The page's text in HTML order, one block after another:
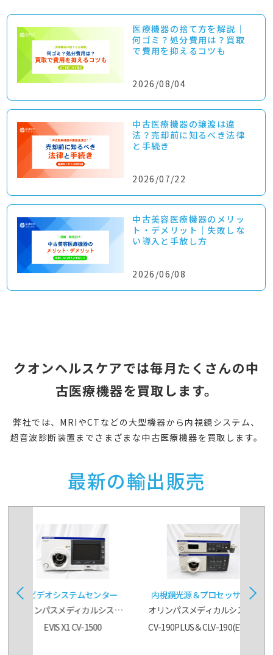
医療機器の捨て方を解説｜
何ゴミ？処分費用は？買取
で費用を抑えるコツも
2026/08/04
中古医療機器の譲渡は違
法？売却前に知るべき法律
と手続き
2026/07/22
中古美容医療機器のメリッ
ト・デメリット｜失敗しな
い導入と手放し方
2026/06/08
クオンヘルスケアでは毎月たくさんの中
古医療機器を買取します。
弊社では、MRIやCTなどの大型機器から内視鏡システム、
超音波診断装置までさまざまな中古医療機器を買取します。
最新の輸出販売
ビデオシステムセンター
オリンパスメディカルシステムズ株式会社
EVIS X1 CV-1500
内視鏡光源＆プロセッサー装
置